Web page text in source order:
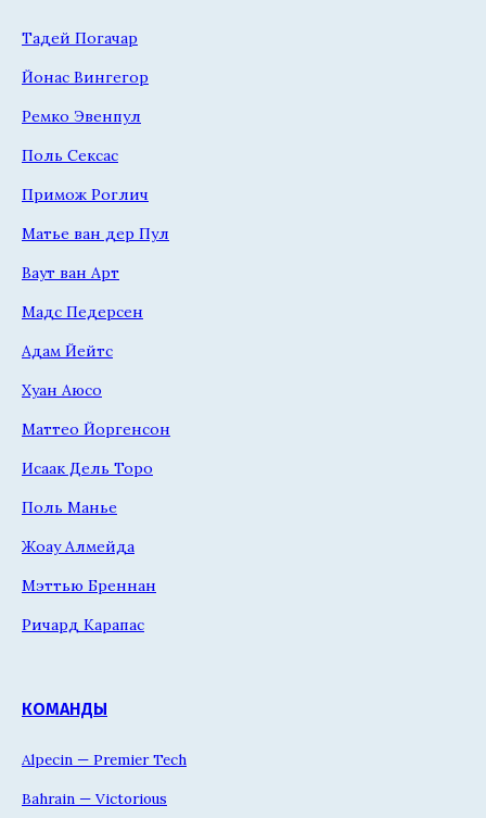
Тадей Погачар
Йонас Вингегор
Ремко Эвенпул
Поль Сексас
Примож Роглич
Матье ван дер Пул
Ваут ван Арт
Мадс Педерсен
Адам Йейтс
Хуан Аюсо
Маттео Йоргенсон
Исаак Дель Торо
Поль Манье
Жоау Алмейда
Мэттью Бреннан
Ричард Карапас
КОМАНДЫ
Alpecin — Premier Tech
Bahrain — Victorious